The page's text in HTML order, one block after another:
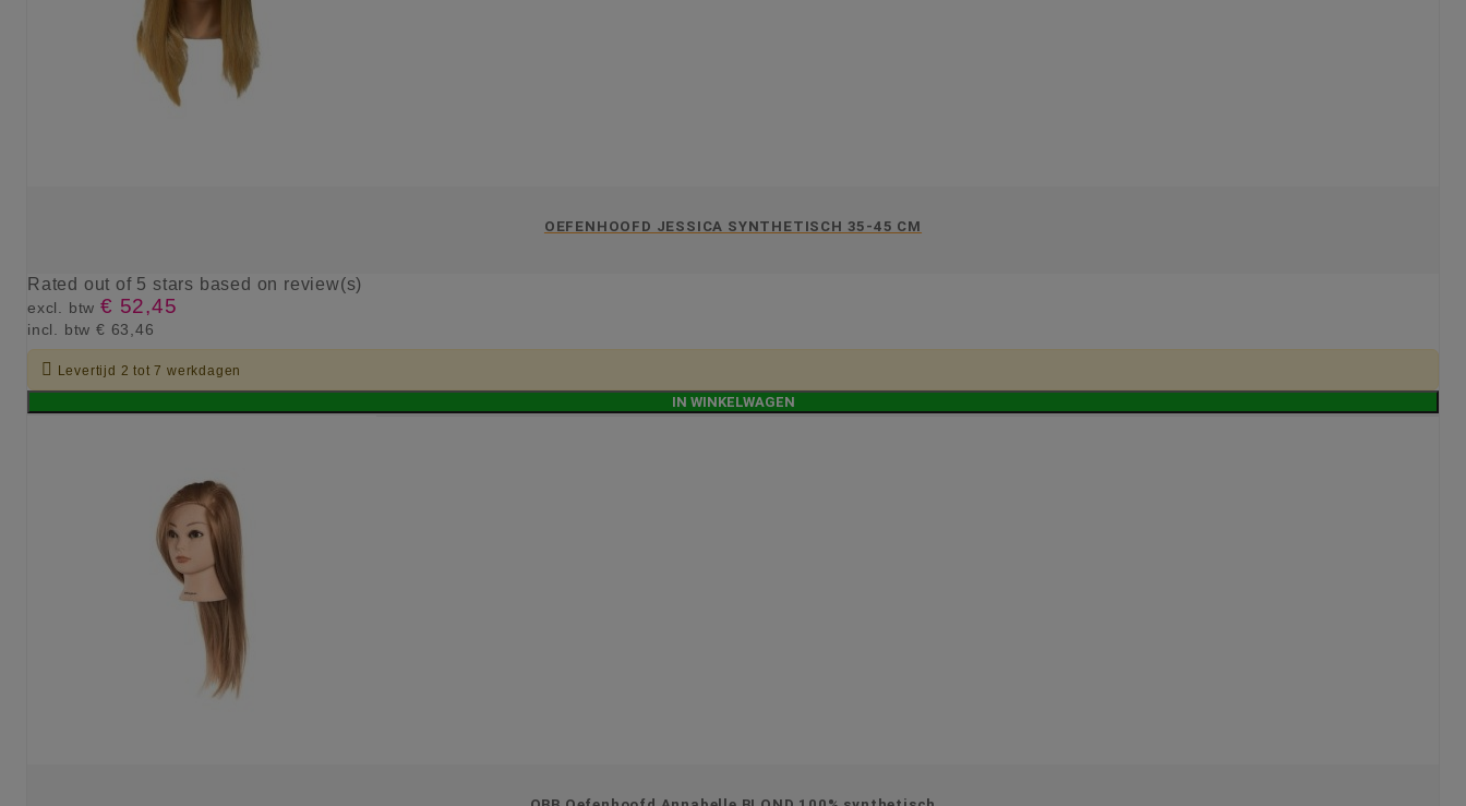
OEFENHOOFD JESSICA SYNTHETISCH 35-45 CM
Rated out of 5 stars based on review(s)
excl. btw € 52,45
incl. btw € 63,46
 Levertijd 2 tot 7 werkdagen
IN WINKELWAGEN